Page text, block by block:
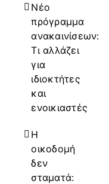
Νέο
πρόγραμμα
ανακαινίσεων:
Τι αλλάζει
για
ιδιοκτήτες
και
ενοικιαστές
Η
οικοδομή
δεν
σταματά: